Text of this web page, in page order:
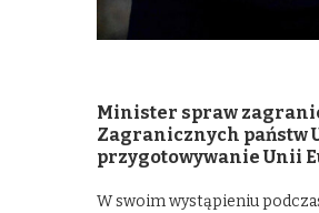
Minister spraw
Zagranicznych państw
przygotowywanie Unii
W swoim wystąpieniu